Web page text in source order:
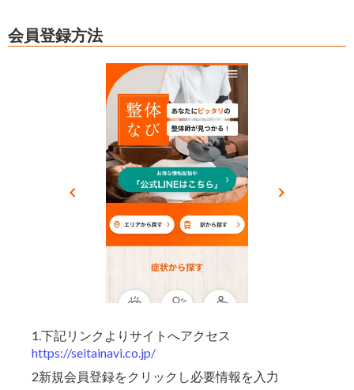
会員登録方法
keyboard_arrow_left keyboard_arrow_right
1.下記リンクよりサイトへアクセス
https://seitainavi.co.jp/
2新規会員登録をクリックし必要情報を入力